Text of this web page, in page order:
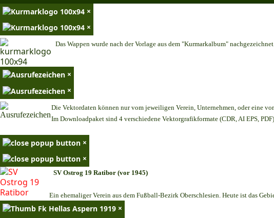
×
×
Das Wappen wurde nach der Vorlage aus dem "Kurmarkalbum"
×
×
Die Vektordaten können nur vom jeweiligen Verein, Unternehmen, oder eine
Im Downloadpaket sind 4 verschiedene Vektorgrafikformate (CDR, AI EPS,
×
×
SV Ostrog 19 Ratibor (vor 1945)
Ein ehemaliger Verein aus dem Fußball-Bezirk Oberschlesien. Heute ist das
×